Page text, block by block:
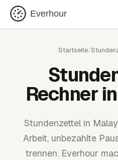
Everhour
Startseite/
Rechner
Stundenzettel in
Arbeit, unbezahlte
trennen. Everhour